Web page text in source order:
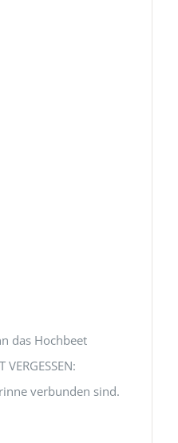
das Hochbeet
verbunden sind.